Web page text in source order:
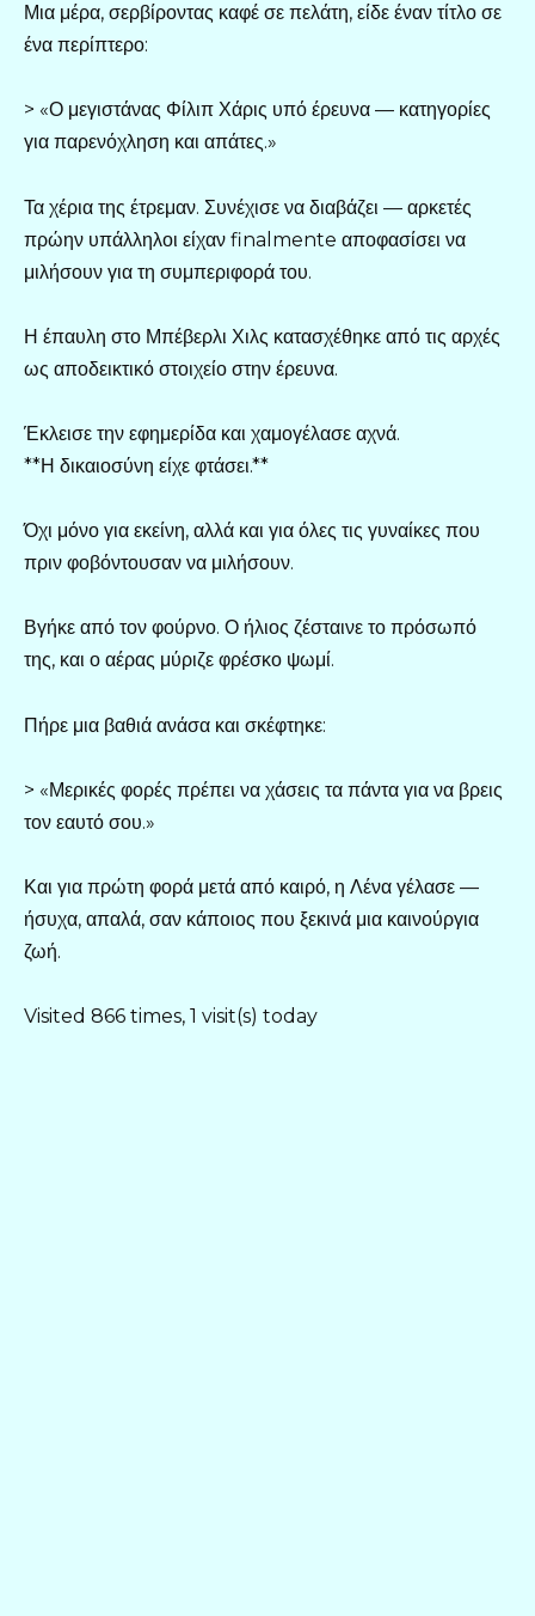
Μια μέρα, σερβίροντας καφέ σε πελάτη, είδε έναν τίτλο σε
ένα περίπτερο:
> «Ο μεγιστάνας Φίλιπ Χάρις υπό έρευνα — κατηγορίες
για παρενόχληση και απάτες.»
Τα χέρια της έτρεμαν. Συνέχισε να διαβάζει — αρκετές
πρώην υπάλληλοι είχαν finalmente αποφασίσει να
μιλήσουν για τη συμπεριφορά του.
Η έπαυλη στο Μπέβερλι Χιλς κατασχέθηκε από τις αρχές
ως αποδεικτικό στοιχείο στην έρευνα.
Έκλεισε την εφημερίδα και χαμογέλασε αχνά.
**Η δικαιοσύνη είχε φτάσει.**
Όχι μόνο για εκείνη, αλλά και για όλες τις γυναίκες που
πριν φοβόντουσαν να μιλήσουν.
Βγήκε από τον φούρνο. Ο ήλιος ζέσταινε το πρόσωπό
της, και ο αέρας μύριζε φρέσκο ψωμί.
Πήρε μια βαθιά ανάσα και σκέφτηκε:
> «Μερικές φορές πρέπει να χάσεις τα πάντα για να βρεις
τον εαυτό σου.»
Και για πρώτη φορά μετά από καιρό, η Λένα γέλασε —
ήσυχα, απαλά, σαν κάποιος που ξεκινά μια καινούργια
ζωή.
Visited 866 times, 1 visit(s) today